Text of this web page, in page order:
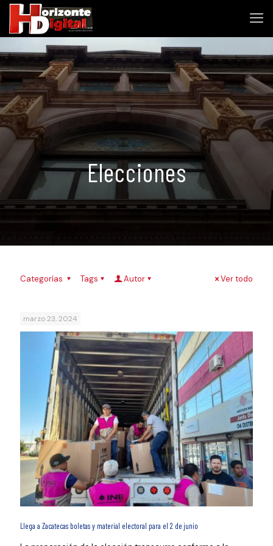
Elecciones
Categorías Tags Autor Ver todo
marzo 23, 2024
Llega a Zacatecas boletas y material electoral para el 2 de junio